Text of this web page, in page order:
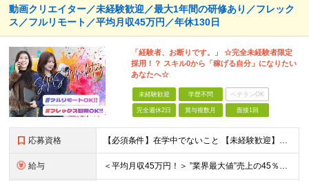
動画クリエイター／未経験歓迎／最大1年間の研修あり／フレック
ス／フルリモート／平均月収45万円／年休130日
「経験者、お断りです。」 ☆完全未経験者限定
採用！？ スキル0から「稼げる自分」になりたい
あなたへ☆
未経験歓迎 学歴不問 ベテランOK
完全週休2日 賞与複数月 面接1回
応募資格 【必須条件】在学中でないこと 【未経験歓迎】学歴不問／職種未経験／業種未経験／第二新卒／ブランクOK ★未経験歓迎 ★第二新卒歓迎 ★異業種からの入社メンバー95％以上 ★学歴・経験不問 ★主夫・主
給与 ＜平均月収45万円！＞ ”業界最大値”売上の45％以上をそのまま支給。 ■研修期間後 月給25万円～75万円＋各種インセンティブ □研修期間 月給23.5万円＋PRインセンティブ（売上の45％還元